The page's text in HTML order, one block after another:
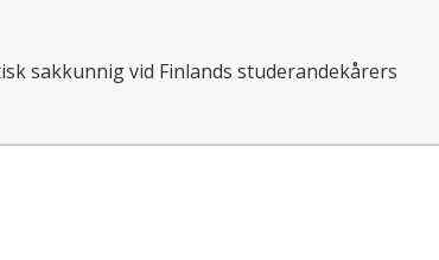
sakkunnig vid Finlands studerandekårers